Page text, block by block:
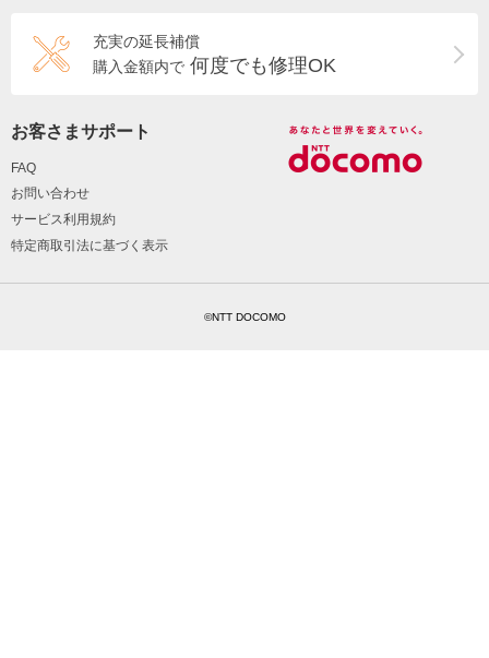
充実の延長補償
購入金額内で 何度でも修理OK
お客さまサポート
FAQ
お問い合わせ
サービス利用規約
特定商取引法に基づく表示
©NTT DOCOMO